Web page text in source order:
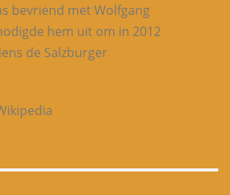
bevriend met Wolfgang
hem uit om in 2012
de Salzburger